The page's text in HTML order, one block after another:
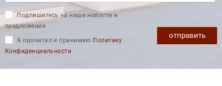
Подпишитесь на наши новости и
предложения
Я прочитал и принимаю Политику
Конфиденциальности
отправить